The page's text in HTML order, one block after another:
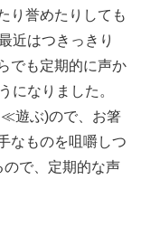
り誉めたりしても
近はつきっきり
でも定期的に声か
になりました。
≪遊ぶ)ので、お箸
なものを咀嚼しつ
で、定期的な声